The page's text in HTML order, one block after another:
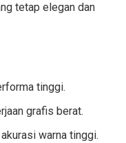
tetap elegan dan
tinggi.
grafis berat.
warna tinggi.